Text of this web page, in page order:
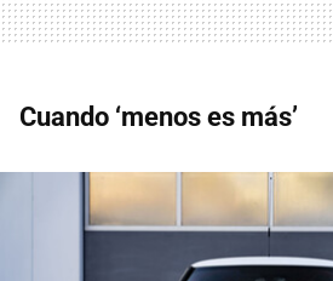
Cuando ‘menos es más’